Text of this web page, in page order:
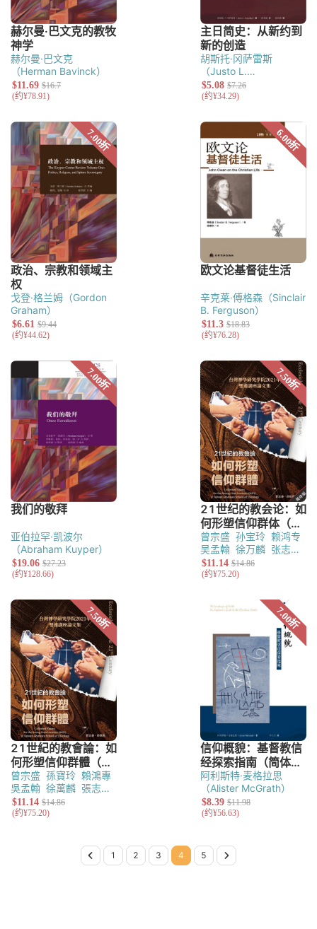
赫尔曼·巴文克
（Herman Bavinck）
胡斯托·冈萨雷斯
（Justo L.
González）
戈登·格兰姆（Gordon
Graham）
辛克莱·傅格森（Sinclair
B. Ferguson）
亚伯拉罕·凯波尔
（Abraham Kuyper）
曾宗盛 孙宝玲 赖鸿专
吴孟翰 徐万麟 张志伟
（以撒．瓦历斯）
义 陈尚仁
曾宗盛 孫寶玲 賴鴻專
吳孟翰 徐萬麟 張志偉
（以撒．瓦歷斯）
義 陳尚仁
阿利斯特·麦格拉思
（Alister McGrath）